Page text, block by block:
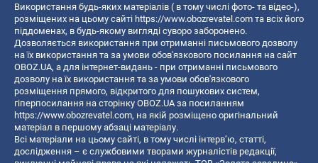
Використання будь-яких матеріалів ( в тому числі фото- та відео-),
розміщених на цьому сайті https://www.obozrevatel.com та всіх його
піддоменах, в будь-якому вигляді суворо заборонено.
Дозволяється використання при отриманні письмового дозволу
на їх використання та за умови обов'язкового посилання на сайт
OBOZ.UA, а для інтернет-видань - при отриманні письмового
дозволу на їх використання та за умови обов'язкового
розміщення прямого, відкритого для пошукових систем,
гіперпосилання на сторінку OBOZ.UA за посиланням
https://www.obozrevatel.com, на якій розміщено оригінальний
матеріал в першому абзаці матеріалу.
Всі матеріали на цьому сайті, в тому числі інтерв’ю, статті,
дослідження – є службовими творами журналістів редакції,